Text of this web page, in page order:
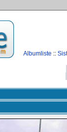
Albumliste ::